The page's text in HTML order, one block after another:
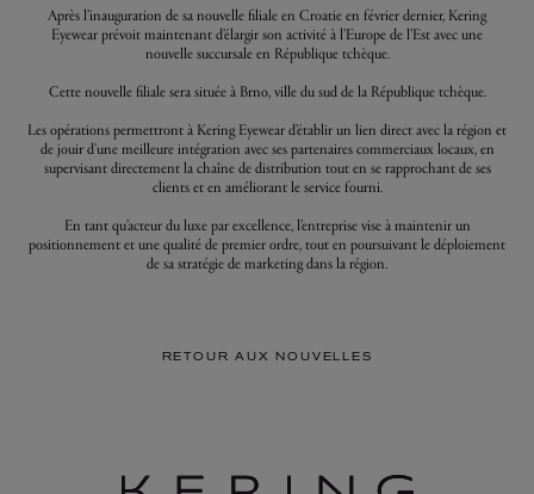
Après l’inauguration de sa nouvelle filiale en Croatie en février dernier, Kering
Eyewear prévoit maintenant d’élargir son activité à l’Europe de l’Est avec une
nouvelle succursale en République tchèque.
Cette nouvelle filiale sera située à Brno, ville du sud de la République tchèque.
Les opérations permettront à Kering Eyewear d’établir un lien direct avec la région et
de jouir d'une meilleure intégration avec ses partenaires commerciaux locaux, en
supervisant directement la chaîne de distribution tout en se rapprochant de ses
clients et en améliorant le service fourni.
En tant qu’acteur du luxe par excellence, l’entreprise vise à maintenir un
positionnement et une qualité de premier ordre, tout en poursuivant le déploiement
de sa stratégie de marketing dans la région.
RETOUR AUX NOUVELLES